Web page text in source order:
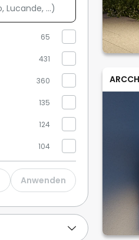
65
431
360
135
124
104
72
269
148
Anwenden